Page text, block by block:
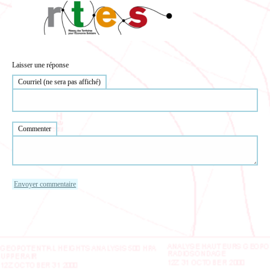
Laisser une réponse
Courriel (ne sera pas affiché)
Commenter